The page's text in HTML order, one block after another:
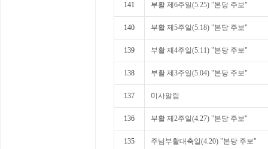
141 부활 제6주일(5.25) "본당 주보"
140 부활 제5주일(5.18) "본당 주보"
139 부활 제4주일(5.11) "본당 주보"
138 부활 제3주일(5.04) "본당 주보"
137 미사알림
136 부활 제2주일(4.27) "본당 주보"
135 주님부활대축일(4.20) "본당 주보"